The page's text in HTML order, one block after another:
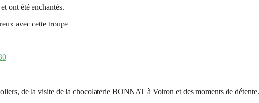
ont été enchantés.
avec cette troupe.
de la visite de la chocolaterie BONNAT à Voiron et des moments de détente.